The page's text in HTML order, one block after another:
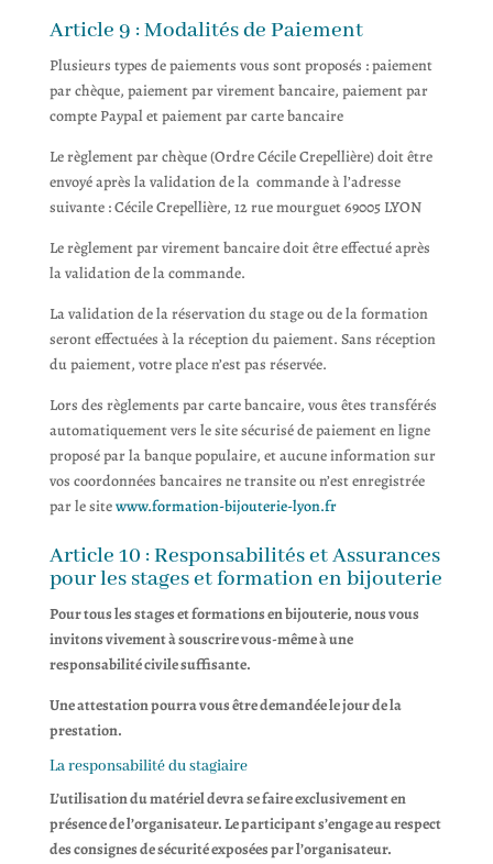
Article 9 : Modalités de Paiement
Plusieurs types de paiements vous sont proposés : paiement
par chèque, paiement par virement bancaire, paiement par
compte Paypal et paiement par carte bancaire
Le règlement par chèque (Ordre Cécile Crepellière) doit être
envoyé après la validation de la commande à l’adresse
suivante : Cécile Crepellière, 12 rue mourguet69005 LYON
Le règlement par virement bancaire doit être effectué après
la validation de la commande.
La validation de la réservation du stage ou de la formation
seront effectuées à la réception du paiement. Sans réception
du paiement, votre place n’est pas réservée.
Lors des règlements par carte bancaire, vous êtes transférés
automatiquement vers le site sécurisé de paiement en ligne
proposé par la banque populaire, et aucune information sur
vos coordonnées bancaires ne transite ou n’est enregistrée
par le sitewww.formation-bijouterie-lyon.fr
Article 10 : Responsabilités et Assurances
pour les stages et formation en bijouterie
Pour tous les stages et formations en bijouterie, nous vous
invitons vivement à souscrire vous-même à une
responsabilité civile suffisante.
Une attestation pourra vous être demandée le jour de la
prestation.
La responsabilité du stagiaire
L’utilisation du matériel devra se faire exclusivement en
présence de l’organisateur. Le participant s’engage au respect
des consignes de sécurité exposées par l’organisateur.